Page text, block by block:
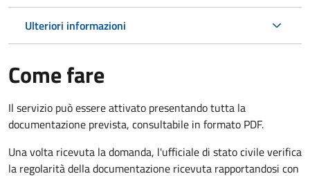
Ulteriori informazioni
Come fare
Il servizio può essere attivato presentando tutta la
documentazione prevista, consultabile in formato PDF.
Una volta ricevuta la domanda, l'ufficiale di stato civile verifica
la regolarità della documentazione ricevuta rapportandosi con